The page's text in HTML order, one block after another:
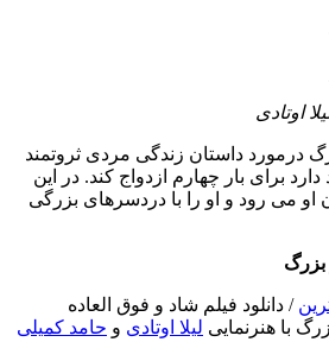
داستان زندگی مردی ثروتمند
برای بار چهارم ازدواج کند. در این
و او را با دردسرهای بزرگی
فیلم شاد و فوق العاده
لیلا اوتادی وحامد کمیلی